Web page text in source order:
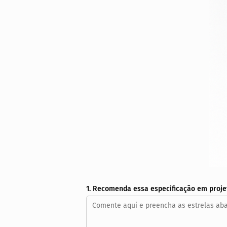
1. Recomenda essa especificação em